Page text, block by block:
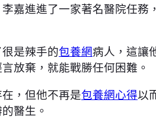
嘉進進了一家著名醫院任務
是辣手的包養網病人，這讓
放棄，就能戰勝任何困難。
，但他不再是包養網心得以
醫生。